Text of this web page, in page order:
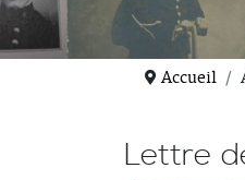
Accueil
Lettre